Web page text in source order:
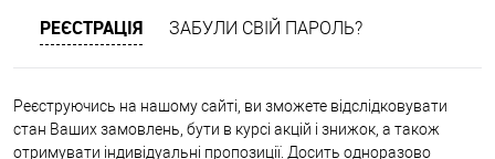
РЕЄСТРАЦІЯ ЗАБУЛИ СВІЙ ПАРОЛЬ?
Реєструючись на нашому сайті, ви зможете відслідковувати
стан Ваших замовлень, бути в курсі акцій і знижок, а також
отримувати індивідуальні пропозиції. Досить одноразово